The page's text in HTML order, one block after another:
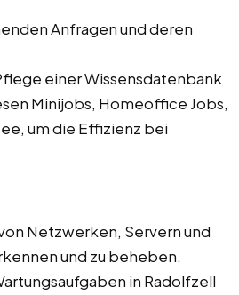
Anfragen und deren
einer Wissensdatenbank
Minijobs, Homeoffice Jobs,
um die Effizienz bei
Netzwerken, Servern und
und zu beheben.
in Radolfzell